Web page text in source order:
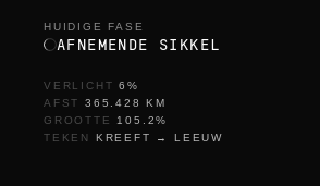
HUIDIGE FASE
AFNEMENDE SIKKEL
VERLICHT 6%
AFST
365.428
KM
GROOTTE
105.2%
TEKEN
KREEFT →LEEUW